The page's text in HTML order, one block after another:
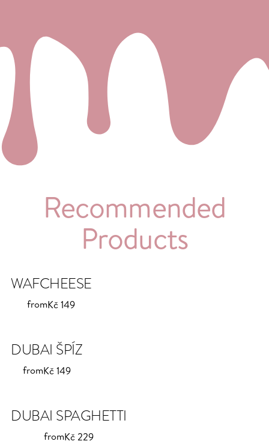
Recommended
Products
WAFCHEESE
fromKč 149
DUBAI ŠPÍZ
fromKč 149
DUBAI SPAGHETTI
fromKč 229